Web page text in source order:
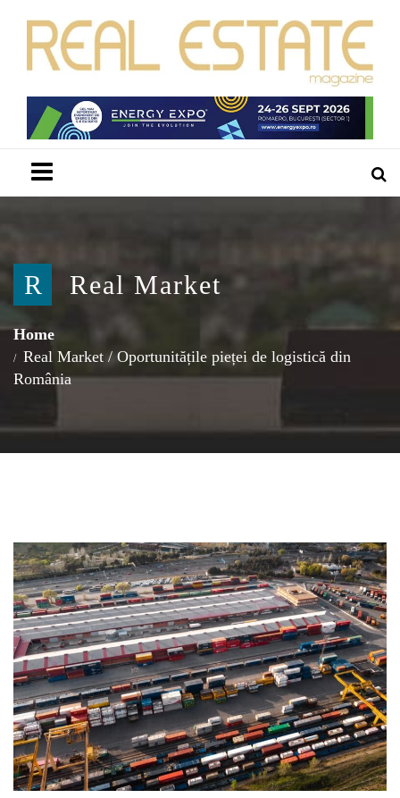
R Real Market
Home
Real Market / Oportunitățile pieței de logistică din
România